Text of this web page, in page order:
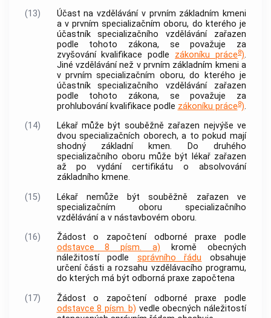
(13)
Účast na vzdělávání v prvním základním kmeni
a v prvním specializačním oboru, do kterého je
účastníkspecializačního vzdělávánízařazen
podle tohoto zákona, se považuje za
zvyšování kvalifikace podle zákoníku práce8).
Jiné vzdělávání než v prvním základním kmeni a
v prvním specializačním oboru, do kterého je
účastníkspecializačního vzdělávánízařazen
podle tohoto zákona, se považuje za
prohlubování kvalifikace podle zákoníku práce8).
(14)
Lékař může být souběžně zařazen nejvýše ve
dvou specializačních oborech, a to pokud mají
shodný základní kmen. Do druhého
specializačního oboru může být lékař zařazen
až po vydání certifikátu o absolvování
základního kmene.
(15)
Lékař nemůže být souběžně zařazen ve
specializačním oboru specializačního
vzdělávánía v nástavbovém oboru.
(16)
Žádost o započtení odborné praxe podle
odstavce 8 písm. a) kromě obecných
náležitostí podle správního řádu obsahuje
určení části a rozsahu vzdělávacího programu,
do kterých má být odborná praxe započtena
(17)
Žádost o započtení odborné praxe podle
odstavce 8 písm. b) vedle obecných náležitostí